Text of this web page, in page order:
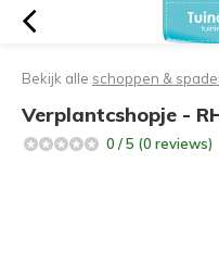
Bekijk alle schoppen &
Verplantcshopje -
0 / 5 (0 reviews)